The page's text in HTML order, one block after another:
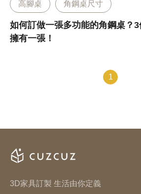
高腳桌 角鋼桌尺寸
如何訂做一張多功能的角鋼桌？
擁有一張！
1
3D家具訂製 生活由你定義